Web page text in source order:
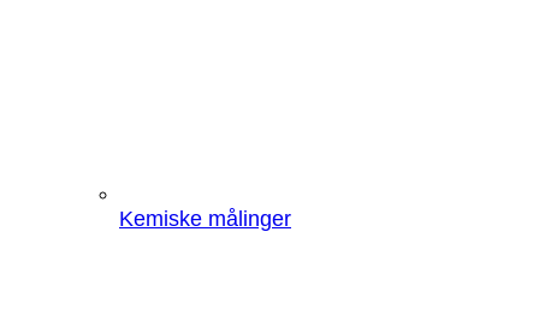
Kemiske målinger